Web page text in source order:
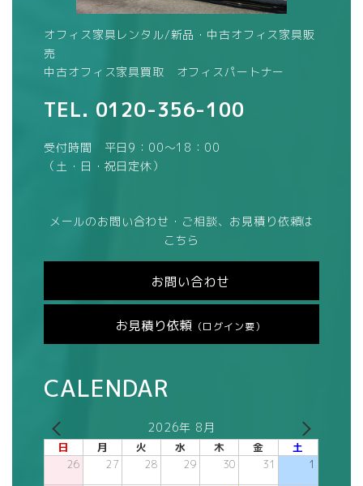
オフィス家具レンタル/新品・中古オフィス家具販
売
中古オフィス家具買取 オフィスパートナー
TEL. 0120-356-100
受付時間 平日9：00～18：00
（土・日・祝日定休）
メールのお問い合わせ・ご相談、お見積り依頼は
こちら
お問い合わせ
お見積り依頼 （ログイン要）
CALENDAR
2026年 8月
日 月 火 水 木 金 土
26 27 28 29 30 31 1